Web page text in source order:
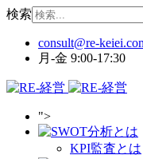
検索
月-金 9:00-17:30
">
KPI監査とは